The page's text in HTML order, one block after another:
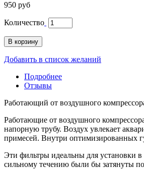
950 руб
Количество
В корзину
Добавить в список желаний
Подробнее
Отзывы
Работающий от воздушного
Работающие от воздушного
напорную трубу. Воздух увлекает
примесей. Внутри оптимизированных
Эти фильтры идеальны для установки
сильному течению были бы затянуты